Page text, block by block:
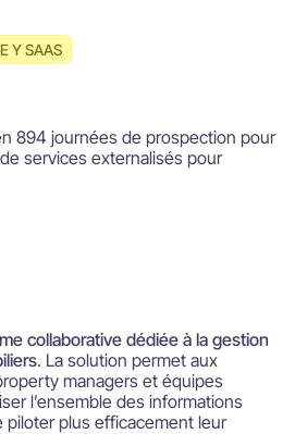
Y SAAS
894 journées de prospection pour
services externalisés pour
collaborative dédiée à la gestion
. La solution permet aux
managers et équipes
l’ensemble des informations
piloter plus efficacement leur